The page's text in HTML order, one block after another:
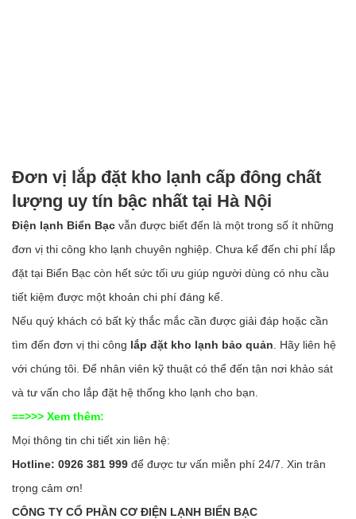
Đơn vị lắp đặt kho lạnh cấp đông chất
lượng uy tín bậc nhất tại Hà Nội
Điện lạnh Biển Bạc vẫn được biết đến là một trong số ít những
đơn vị thi công kho lạnh chuyên nghiệp. Chưa kể đến chi phí lắp
đặt tại Biển Bạc còn hết sức tối ưu giúp người dùng có nhu cầu
tiết kiệm được một khoản chi phí đáng kể.
Nếu quý khách có bất kỳ thắc mắc cần được giải đáp hoặc cần
tìm đến đơn vị thi công lắp đặt kho lạnh bảo quản . Hãy liên hệ
với chúng tôi. Để nhân viên kỹ thuật có thể đến tận nơi khảo sát
và tư vấn cho lắp đặt hệ thống kho lạnh cho bạn.
==>>> Xem thêm:
Mọi thông tin chi tiết xin liên hệ:
Hotline: 0926 381 999 để được tư vấn miễn phí 24/7. Xin trân
trọng cảm ơn!
CÔNG TY CỔ PHẦN CƠ ĐIỆN LẠNH BIỂN BẠC